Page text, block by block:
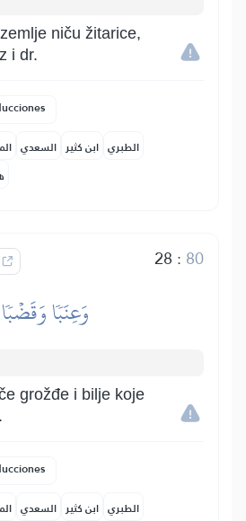
niču žitarice,
i dr.
السعدي ابن كثير الطبري
28 : 80
وَعِنَبٗا وَقَضۡبٗا
grožđe i bilje koje
السعدي ابن كثير الطبري